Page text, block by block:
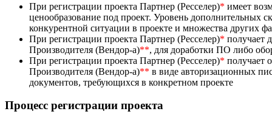
При регистрации проекта Партнер (Ресселер)* имеет
ценообразование под проект. Уровень дополнительных
конкурентной ситуации в проекте и множества других
При регистрации проекта Партнер (Ресселер)* получает
Производителя (Вендор-а)**, для доработки ПО либо
При регистрации проекта Партнер (Ресселер)* получает
Производителя (Вендор-а)** в виде авторизационных
документов, требующихся в конкретном проекте
Процесс регистрации проекта